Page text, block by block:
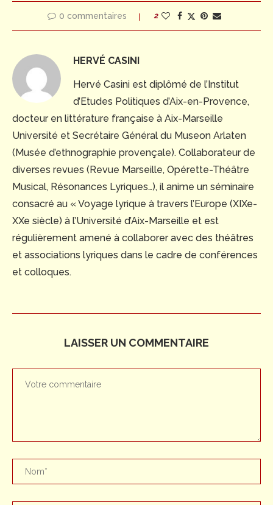
0 commentaires 2
HERVÉ CASINI
Hervé Casini est diplômé de l’Institut
d’Etudes Politiques d’Aix-en-Provence,
docteur en littérature française à Aix-Marseille
Université et Secrétaire Général du Museon Arlaten
(Musée d’ethnographie provençale). Collaborateur de
diverses revues (Revue Marseille, Opérette-Théâtre
Musical, Résonances Lyriques…), il anime un séminaire
consacré au « Voyage lyrique à travers l’Europe (XIXe-
XXe siècle) à l’Université d’Aix-Marseille et est
régulièrement amené à collaborer avec des théâtres
et associations lyriques dans le cadre de conférences
et colloques.
LAISSER UN COMMENTAIRE